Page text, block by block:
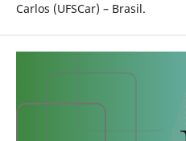
Carlos (UFSCar) – Brasil.